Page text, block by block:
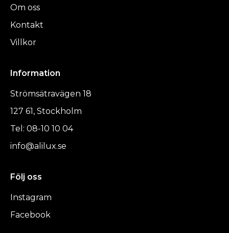
Om oss
Kontakt
Villkor
Information
Strömsätravägen 18
127 61, Stockholm
Tel: 08-10 10 04
info@alilux.se
Följ oss
Instagram
Facebook